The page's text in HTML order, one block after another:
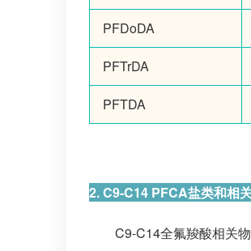
PFDoDA
PFTrDA
PFTDA
2. C9-C14 PFCA盐类和相
C9-C14全氟羧酸相关